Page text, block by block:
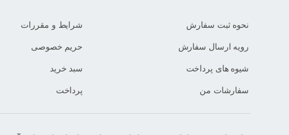
نحوه ثبت سفارش
رویه ارسال سفارش
شیوه های پرداخت
سفارشات من
شرایط و مقررات
حریم خصوصی
سبد خرید
پرداخت